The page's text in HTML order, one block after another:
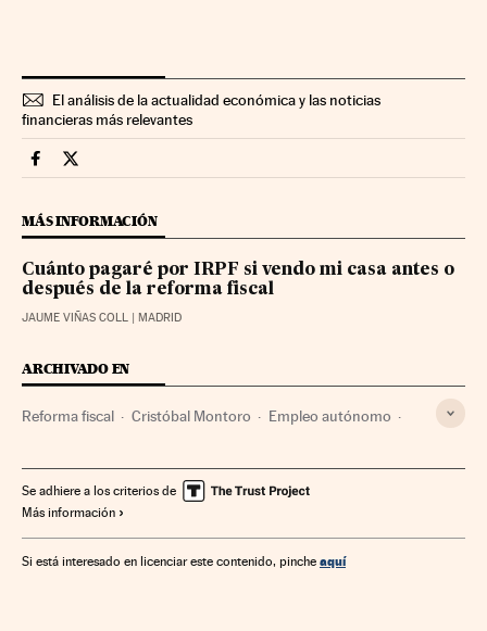
El análisis de la actualidad económica y las noticias
financieras más relevantes
Economia Cinco Días en Facebook
Economia Cinco Días en Twitter
MÁS INFORMACIÓN
Cuánto pagaré por IRPF si vendo mi casa antes o
después de la reforma fiscal
JAUME VIÑAS COLL | MADRID
ARCHIVADO EN
Reforma fiscal Cristóbal Montoro Empleo autónomo
IRPF Impuestos Tributos Empleo
Política económica Economía
Se adhiere a los criterios de
Más información
Si está interesado en licenciar este contenido, pinche aquí